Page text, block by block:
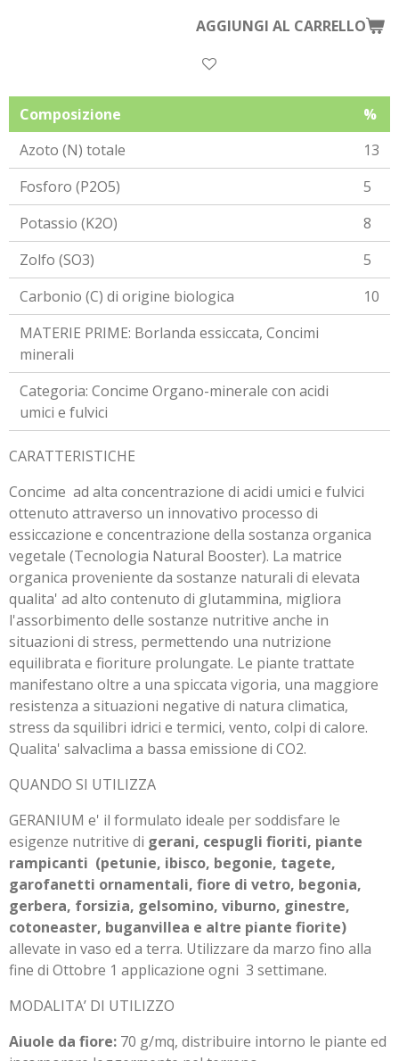
AGGIUNGI AL CARRELLO
Composizione
%
Azoto (N) totale
13
Fosforo (P2O5)
5
Potassio (K2O)
8
Zolfo (SO3)
5
Carbonio (C) di origine biologica
10
MATERIE PRIME: Borlanda essiccata, Concimi
minerali
Categoria: Concime Organo-minerale con acidi
umici e fulvici
CARATTERISTICHE
Concime ad alta concentrazione di acidi umici e fulvici
ottenuto attraverso un innovativo processo di
essiccazione e concentrazione della sostanza organica
vegetale (Tecnologia Natural Booster). La matrice
organica proveniente da sostanze naturali di elevata
qualita' ad alto contenuto di glutammina, migliora
l'assorbimento delle sostanze nutritive anche in
situazioni di stress, permettendo una nutrizione
equilibrata e fioriture prolungate. Le piante trattate
manifestano oltre a una spiccata vigoria, una maggiore
resistenza a situazioni negative di natura climatica,
stress da squilibri idrici e termici, vento, colpi di calore.
Qualita' salvaclima a bassa emissione di CO2.
QUANDO SI UTILIZZA
GERANIUM e' il formulato ideale per soddisfare le
esigenze nutritive di gerani, cespugli fioriti, piante
rampicanti (petunie, ibisco, begonie, tagete,
garofanetti ornamentali, fiore di vetro, begonia,
gerbera, forsizia, gelsomino, viburno, ginestre,
cotoneaster, buganvillea e altre piante fiorite)
allevate in vaso ed a terra. Utilizzare da marzo fino alla
fine di Ottobre 1 applicazione ogni 3 settimane.
MODALITA’ DI UTILIZZO
Aiuole da fiore: 70 g/mq, distribuire intorno le piante ed